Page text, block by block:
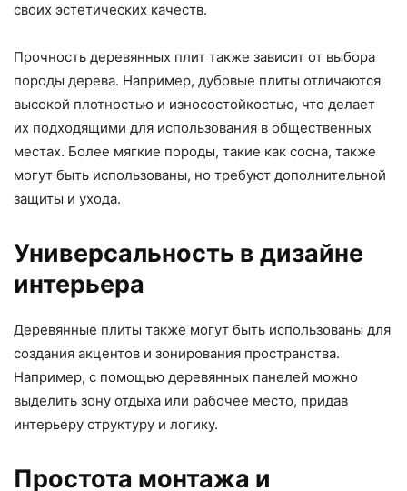
своих эстетических качеств.
Прочность деревянных плит также зависит от выбора
породы дерева. Например, дубовые плиты отличаются
высокой плотностью и износостойкостью, что делает
их подходящими для использования в общественных
местах. Более мягкие породы, такие как сосна, также
могут быть использованы, но требуют дополнительной
защиты и ухода.
Универсальность в дизайне
интерьера
Деревянные плиты также могут быть использованы для
создания акцентов и зонирования пространства.
Например, с помощью деревянных панелей можно
выделить зону отдыха или рабочее место, придав
интерьеру структуру и логику.
Простота монтажа и